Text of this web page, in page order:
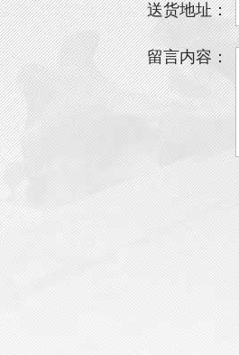
送货地址：
留言内容：